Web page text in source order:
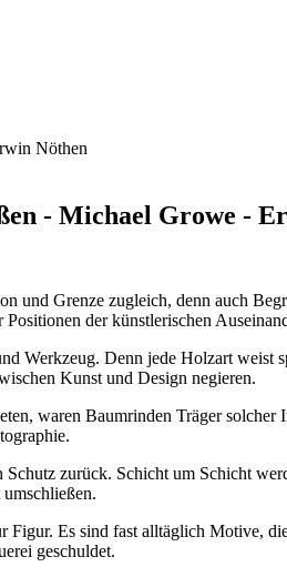
- Michael Growe -
und Grenze zugleich, denn auch
der künstlerischen
Werkzeug. Denn jede Holzart
Kunst und Design negieren.
waren Baumrinden Träger
zurück. Schicht um Schicht
Es sind fast alltäglich Motive,
geschuldet.